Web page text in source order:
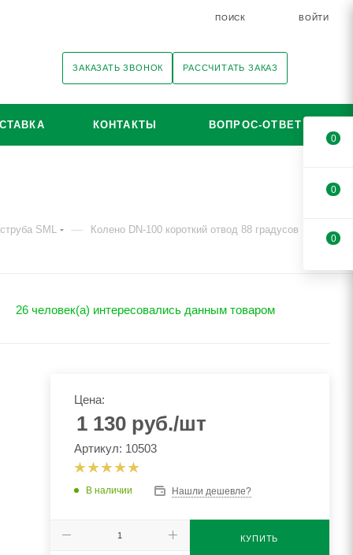
ПОИСК ВОЙТИ
ЗАКАЗАТЬ ЗВОНОК РАССЧИТАТЬ ЗАКАЗ
КОНТАКТЫ ВОПРОС-ОТВЕТ
SML — Колено DN-100 короткий отвод 88 градусов
26 человек(а) интересовались данным товаром
Цена:
1 130руб./шт
Артикул: 10503
В наличии Нашли дешевле?
КУПИТЬ
0
0
0